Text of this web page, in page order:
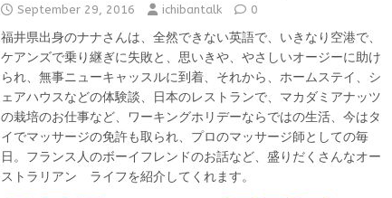
September 29, 2016 ichibantalk 0
福井県出身のナナさんは、全然できない英語で、いきなり空港で、
ケアンズで乗り継ぎに失敗と、思いきや、やさしいオージーに助け
られ、無事ニューキャッスルに到着、それから、ホームステイ、シ
ェアハウスなどの体験談、日本のレストランで、マカダミアナッツ
の栽培のお仕事など、ワーキングホリデーならではの生活、今はタ
イでマッサージの免許も取られ、プロのマッサージ師としての毎
日。フランス人のボーイフレンドのお話など、盛りだくさんなオー
ストラリアン ライフを紹介してくれます。